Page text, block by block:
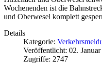
Wochenenden ist die
und Oberwesel komplett
Details
Kategorie:
Veröffentlicht: 02.
Zugriffe: 2747